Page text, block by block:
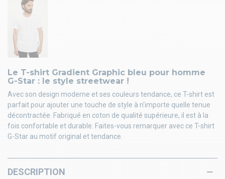
Le T-shirt Gradient Graphic bleu pour homme
G-Star : le style streetwear !
Avec son design moderne et ses couleurs tendance, ce T-shirt est
parfait pour ajouter une touche de style à n'importe quelle tenue
décontractée. Fabriqué en coton de qualité supérieure, il est à la
fois confortable et durable. Faites-vous remarquer avec ce T-shirt
G-Star au motif original et tendance.
DESCRIPTION